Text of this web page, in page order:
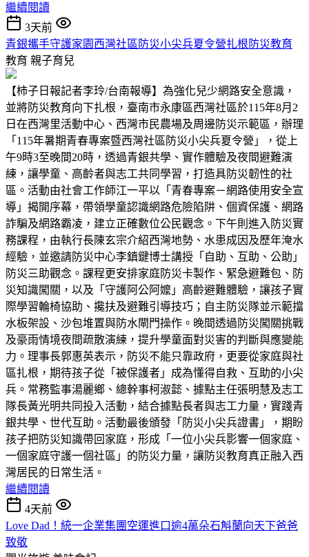
繼續閱讀
3天前
青銀攜手守護家園西灣社區防災小尖兵夏令營扎根防災教育
教育 親子育兒
【柿子日報記者李玲/台南報導】為強化兒少網路安全意識，
並將防災教育向下扎根，臺南市永康區西灣社區於115年8月2
日在西灣里活動中心、西灣市民農場及周邊防災示範區，辦理
「115年暑期青春專案暨西灣社區防災小尖兵夏令營」，從上
午9時3至晚間20時，透過青銀共學、實作體驗及夜間避難演
練，讓學童、高齡者與志工共同學習，打造具防災韌性的社
區。活動由社會工作師江一平以「青春專案－網路使用安全宣
導」揭開序幕，帶領學童認識網路危險陷阱、個資保護、網路
詐騙及網路霸凌，建立正確數位公民觀念。下午則進入防災實
務課程，由執行長陳玄宗介紹西灣地勢、水患成因及歷年淹水
經驗，並邀請防災中心李鎮鍵博士講授「自助、互助、公助」
防災三助觀念。課程更安排家庭防災卡製作、緊急避難包、防
災知識闖關，以及「守護阿公阿嬤」高齡避難體驗，讓孩子實
際學習輪椅協助、攙扶及避難引導技巧；自主防災隊並示範擋
水板架設、沙包堆置與防水閘門操作。晚間透過防災闖關挑戰
及豪雨情境夜間疏散演練，提升學童面對災害的判斷與應變能
力。理事長郭惠英表示，防災不能只靠政府，更要從家庭與社
區扎根，期待孩子從「被保護者」成為懂得自救、互助的小尖
兵。常務監事湯麗鄉、總幹事柯淑懿、據點主任張明慧及志工
隊長黃光明共同投入活動，結合據點長者與志工力量，實踐青
銀共學、世代互助。活動最後頒發「防災小尖兵證書」，期盼
孩子把防災知識帶回家庭，形成「一位小尖兵影響一個家庭、
一個家庭守護一個社區」的防災力量，讓防災教育真正融入西
灣居民的日常生活。
繼續閱讀
4天前
Love Dad！統一企業集團空運進口逾4萬朵石斛蘭向天下爸爸
致敬